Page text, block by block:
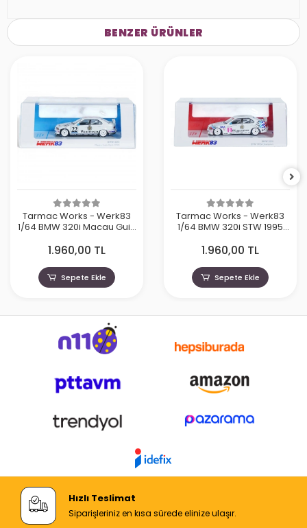
BENZER ÜRÜNLER
Tarmac Works - Werk83
1/64 BMW 320i Macau Guia
Winkelhock
1.960,00 TL
Sepete Ekle
Tarmac Works - Werk83
1/64 BMW 320i STW 1995
Winkelhock
1.960,00 TL
Sepete Ekle
Hızlı Teslimat
Siparişleriniz en kısa sürede elinize ulaşır.